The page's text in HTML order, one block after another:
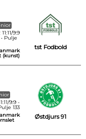
9:9
Pulje
(kunst)
tst Fodbold
9:9 -
133
Østdjurs 91